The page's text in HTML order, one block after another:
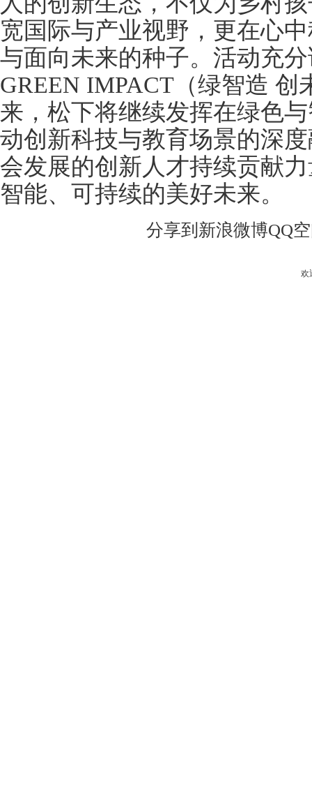
宽国际与产业视野，更在心
与面向未来的种子。活动充分
GREEN IMPACT（绿智造 创
来，松下将继续发挥在绿色
动创新科技与教育场景的深
会发展的创新人才持续贡献
智能、可持续的美好未来。
分享到 新浪微博QQ
欢